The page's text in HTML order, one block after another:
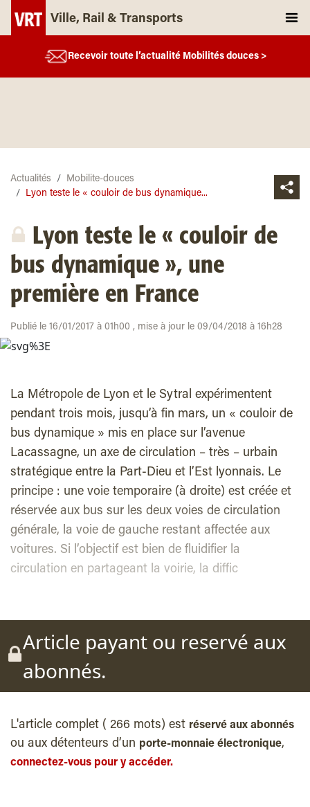
Ville, Rail & Transports
Recevoir toute l’actualité Mobilités douces >
Actualités
Mobilite-douces
Lyon teste le « couloir de bus dynamique...
Lyon teste le « couloir de
bus dynamique », une
première en France
Publié le 16/01/2017 à 01h00 , mise à jour le 09/04/2018 à 16h28
La Métropole de Lyon et le Sytral expérimentent
pendant trois mois, jusqu’à fin mars, un « couloir de
bus dynamique » mis en place sur l’avenue
Lacassagne, un axe de circulation – très – urbain
stratégique entre la Part-Dieu et l’Est lyonnais. Le
principe : une voie temporaire (à droite) est créée et
réservée aux bus sur les deux voies de circulation
générale, la voie de gauche restant affectée aux
voitures. Si l’objectif est bien de fluidifier la
circulation en partageant la voirie, la diffic
Article payant ou reservé aux
abonnés.
L'article complet ( 266 mots) est réservé aux abonnés
ou aux détenteurs d’un porte-monnaie électronique,
connectez-vous pour y accéder.